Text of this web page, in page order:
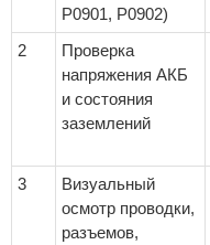
P0901, P0902)
2
Проверка
напряжения АКБ
и состояния
заземлений
3
Визуальный
осмотр проводки,
разъемов,